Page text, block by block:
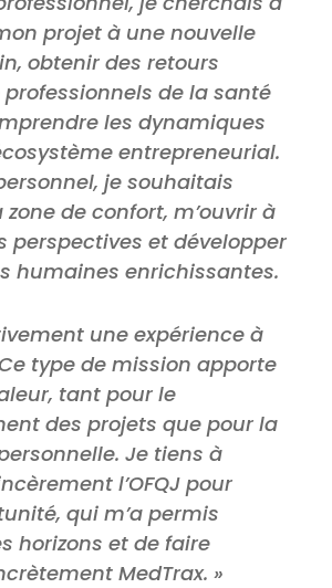
projet à une nouvelle
obtenir des retours
de la santé
les dynamiques
entrepreneurial.
je souhaitais
de confort, m’ouvrir à
perspectives et développer
humaines enrichissantes.
une expérience à
type de mission apporte
tant pour le
des projets que pour la
Je tiens à
l’OFQJ pour
qui m’a permis
horizons et de faire
MedTrax. »